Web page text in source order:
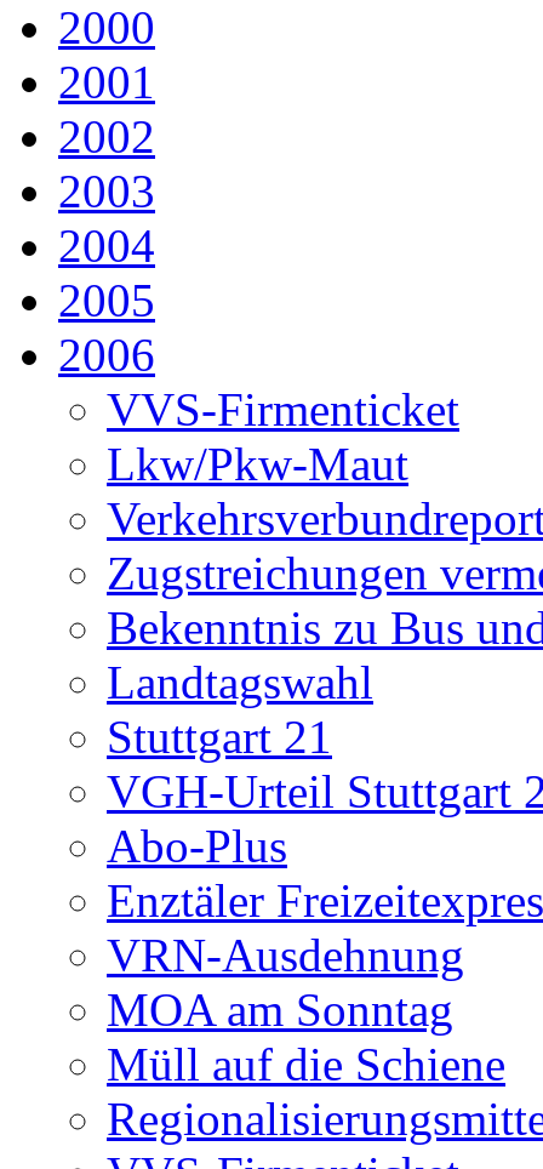
2000
2001
2002
2003
2004
2005
2006
VVS-Firmenticket
Lkw/Pkw-Maut
Zugstreichungen
Bekenntnis zu Bus
Landtagswahl
Stuttgart 21
VGH-Urteil Stuttgart
Abo-Plus
Enztäler
VRN-Ausdehnung
MOA am Sonntag
Müll auf die Schiene